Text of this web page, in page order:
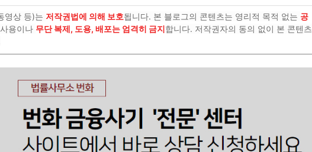
영상 등)는 저작권법에 의해 보호됩니다. 본 블로그의 콘텐츠는 영리적 목적 없는 공
용이나 무단 복제, 도용, 배포는 엄격히 금지합니다. 저작권자의 동의 없이 본 콘텐츠